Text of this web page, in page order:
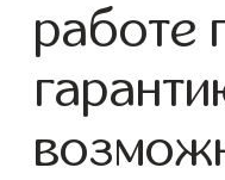
работе